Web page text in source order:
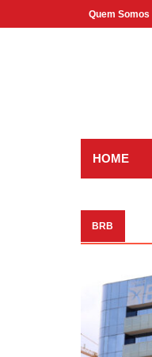
to
Quem Somos
HOME
BRB